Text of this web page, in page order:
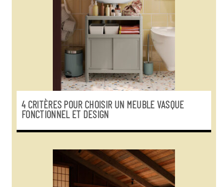
4 CRITÈRES POUR CHOISIR UN MEUBLE VASQUE
FONCTIONNEL ET DESIGN